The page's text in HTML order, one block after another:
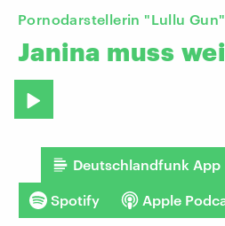
Pornodarstellerin "Lullu Gun"
Janina muss
Deutschlandfunk App
Spotify Apple